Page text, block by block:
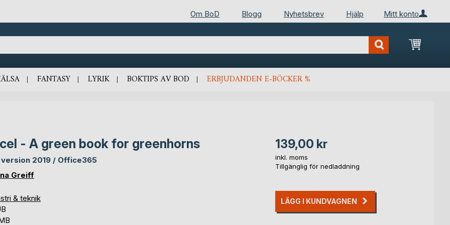
Mitt konto
Om BoD Blogg Nyhetsbrev Hjälp
Min
FANTASY LYRIK BOKTIPS AV BOD ERBJUDANDEN E-BÖCKER %
- A green book for greenhorns
version 2019 / Office365
Greiff
& teknik
139,00 kr
inkl. moms
Tillgänglig för nedladdning
LÄGG I KUNDVAGNEN